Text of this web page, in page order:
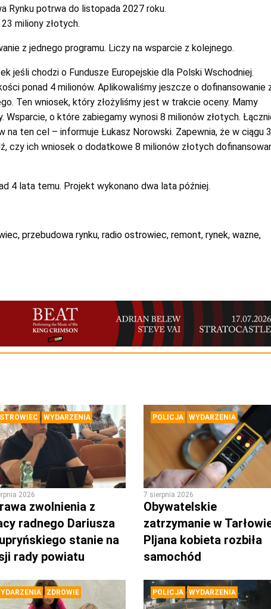
Rynku potrwa do listopada 2027 roku.
miliony złotych.
z jednego programu. Liczy na wsparcie z kolejnego.
jeśli chodzi o Fundusze Europejskie dla Polski Wschodniej.
ponad 4 milionów. Aplikowaliśmy jeszcze o dofinansowanie
Ten wniosek, który złożyliśmy jest w trakcie oceny. Mamy
Wsparcie, o które zabiegamy wynosi 8 milionów złotych.
na ten cel – informuje Łukasz Norowski. Zapewnia, że w ciągu 3
czy ich wniosek o dodatkowe 8 milionów złotych
4 lata temu. Projekt wykonano dwa lata później.
, przebudowa rynku, radio ostrowiec, remont, rynek, wazne,
WYDARZENIA
2026
zwolnienia z
radnego Dariusza
stanie na
rady powiatu
POLICJA WYDARZENIA
7 sierpnia 2026
Obywatelskie
zatrzymanie w
PIjana kobieta rozbiła
samochód
ZDROWIE POLICJA WYDARZENIA